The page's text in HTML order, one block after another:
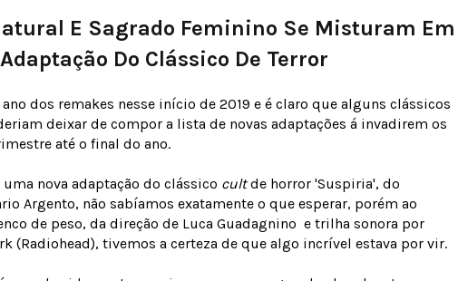
E Sagrado Feminino Se Misturam Em
Do Clássico De Terror
dos remakes nesse início de 2019 e é claro que alguns clássicos
deixar de compor a lista de novas adaptações á invadirem os
até o final do ano.
nova adaptação do clássico cultde horror 'Suspiria', do
Argento, não sabíamos exatamente o que esperar, porém ao
de peso, da direção de Luca Guadagnino e trilha sonora por
(Radiohead), tivemos a certeza de que algo incrível estava por vir.